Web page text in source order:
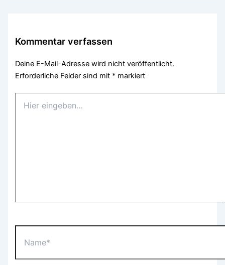
Kommentar verfassen
Deine E-Mail-Adresse wird nicht veröffentlicht.
Erforderliche Felder sind mit * markiert
eingeben…